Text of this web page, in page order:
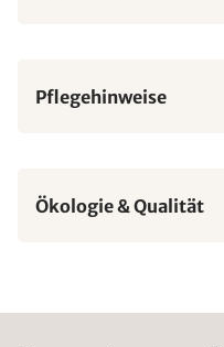
Pflegehinweise
Ökologie & Qualität